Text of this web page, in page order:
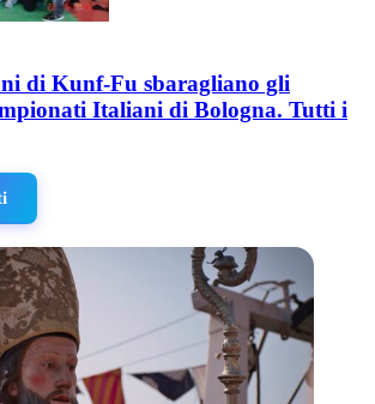
di Kunf-Fu sbaragliano gli
Italiani di Bologna. Tutti i